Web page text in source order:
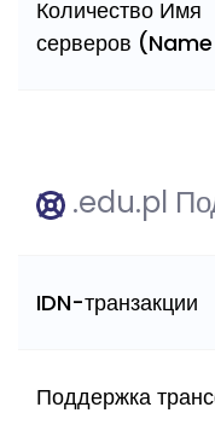
Количество Имя
серверов
.edu.pl
IDN-транзакции
Поддержка